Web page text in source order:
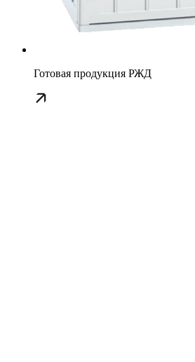
Готовая продукция РЖД